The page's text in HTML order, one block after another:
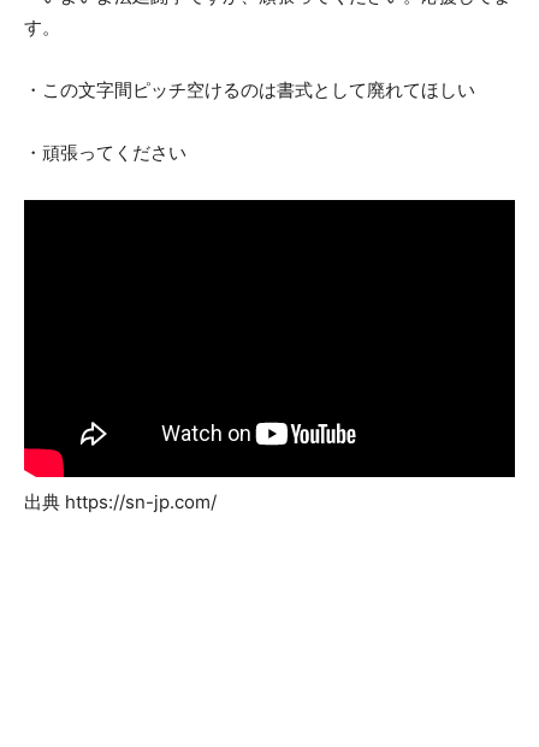
す。
・この文字間ピッチ空けるのは書式として廃れてほしい
・頑張ってください
出典 https://sn-jp.com/